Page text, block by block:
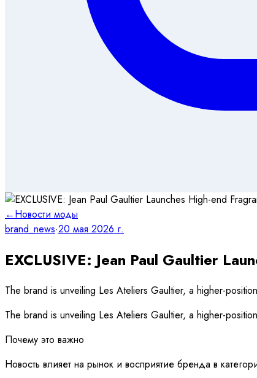
←Новости моды
brand_news·20 мая 2026 г.
EXCLUSIVE: Jean Paul Gaultier
The brand is unveiling Les Ateliers Gaultier, a higher-
The brand is unveiling Les Ateliers Gaultier, a higher-
Почему это важно
Новость влияет на рынок и восприятие бренда в